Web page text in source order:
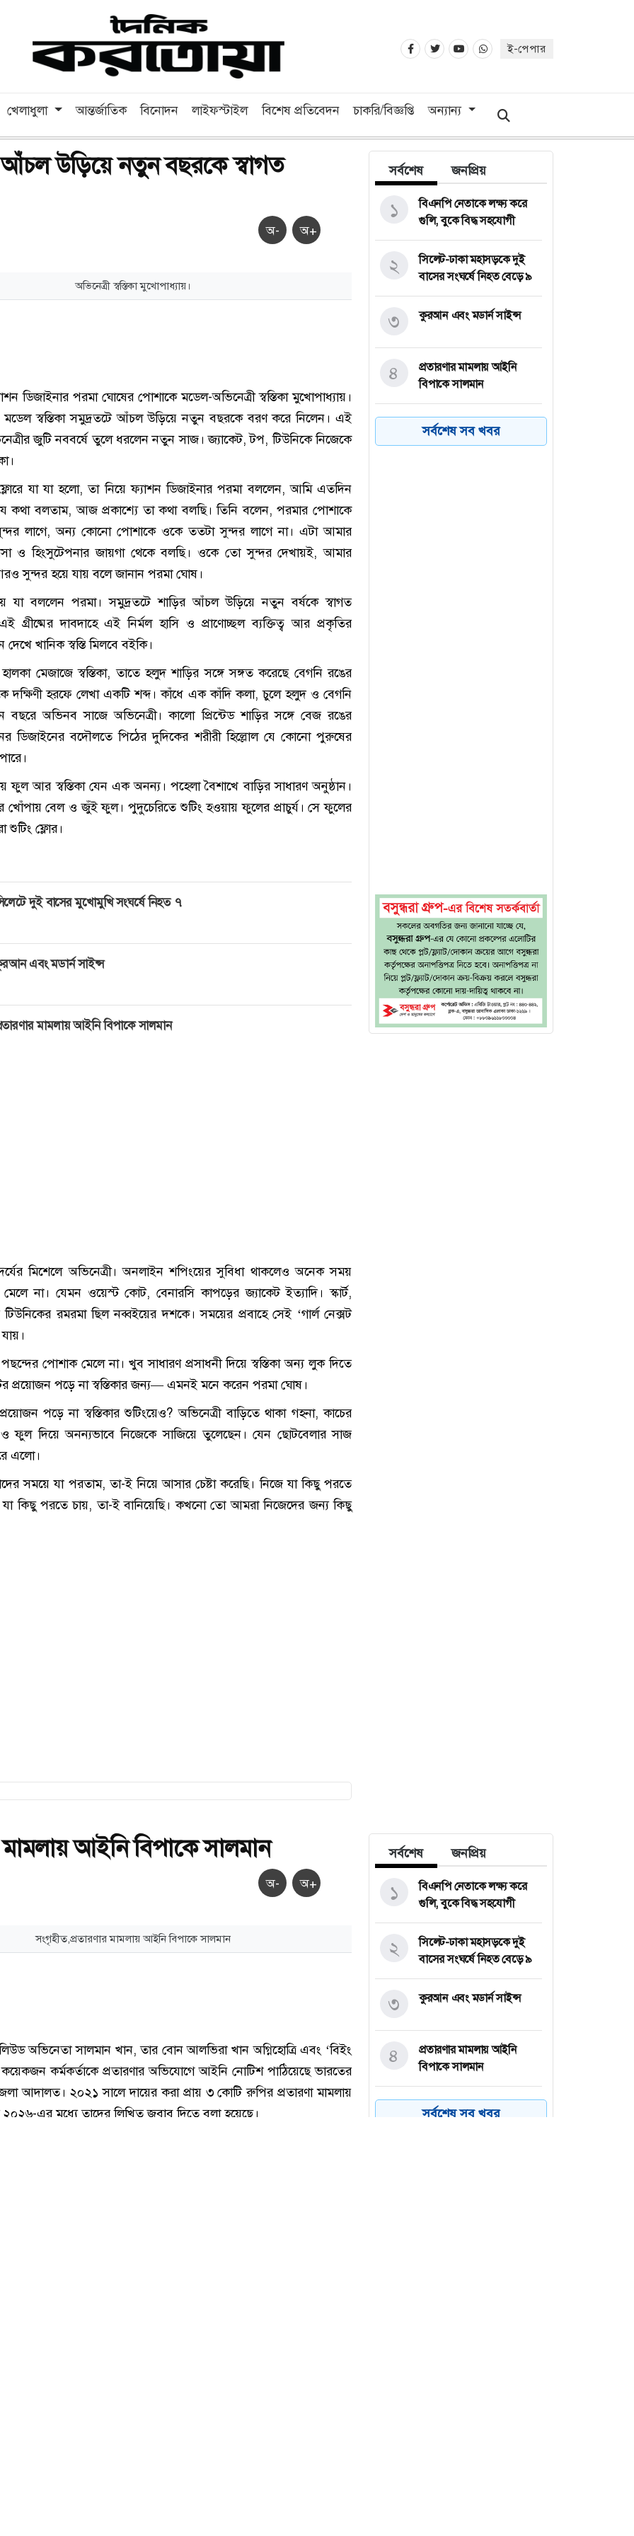
ই-পেপার
খেলাধুলা আন্তর্জাতিক বিনোদন লাইফস্টাইল বিশেষ প্রতিবেদন চাকরি/বিজ্ঞপ্তি অন্যান্য
উড়িয়ে নতুন বছরকে স্বাগত
অ- অ+
অভিনেত্রী স্বস্তিকা মুখোপাধ্যায়।
ডিজাইনার পরমা ঘোষের পোশাকে মডেল-অভিনেত্রী স্বস্তিকা মুখোপাধ্যায়।
মডেল স্বস্তিকা সমুদ্রতটে আঁচল উড়িয়ে নতুন বছরকে বরণ করে নিলেন। এই
জুটি নববর্ষে তুলে ধরলেন নতুন সাজ। জ্যাকেট, টপ, টিউনিকে নিজেকে
যা যা হলো, তা নিয়ে ফ্যাশন ডিজাইনার পরমা বললেন, আমি এতদিন
যে কথা বলতাম, আজ প্রকাশ্যে তা কথা বলছি। তিনি বলেন, পরমার পোশাকে
সুন্দর লাগে, অন্য কোনো পোশাকে ওকে ততটা সুন্দর লাগে না। এটা আমার
ও হিংসুটেপনার জায়গা থেকে বলছি। ওকে তো সুন্দর দেখায়ই, আমার
সুন্দর হয়ে যায় বলে জানান পরমা ঘোষ।
যা বললেন পরমা। সমুদ্রতটে শাড়ির আঁচল উড়িয়ে নতুন বর্ষকে স্বাগত
গ্রীষ্মের দাবদাহে এই নির্মল হাসি ও প্রাণোচ্ছল ব্যক্তিত্ব আর প্রকৃতির
খানিক স্বস্তি মিলবে বইকি।
মেজাজে স্বস্তিকা, তাতে হলুদ শাড়ির সঙ্গে সঙ্গত করেছে বেগনি রঙের
দক্ষিণী হরফে লেখা একটি শব্দ। কাঁধে এক কাঁদি কলা, চুলে হলুদ ও বেগনি
অভিনব সাজে অভিনেত্রী। কালো প্রিন্টেড শাড়ির সঙ্গে বেজ রঙের
ডিজাইনের বদৌলতে পিঠের দুদিকের শরীরী হিল্লোল যে কোনো পুরুষের
ফুল আর স্বস্তিকা যেন এক অনন্য। পহেলা বৈশাখে বাড়ির সাধারণ অনুষ্ঠান।
বেল ও জুঁই ফুল। পুদুচেরিতে শুটিং হওয়ায় ফুলের প্রাচুর্য। সে ফুলের
শুটিং ফ্লোর।
দুই বাসের মুখোমুখি সংঘর্ষে নিহত ৭
এবং মডার্ন সাইন্স
মামলায় আইনি বিপাকে সালমান
মিশেলে অভিনেত্রী। অনলাইন শপিংয়ের সুবিধা থাকলেও অনেক সময়
না। যেমন ওয়েস্ট কোট, বেনারসি কাপড়ের জ্যাকেট ইত্যাদি। স্কার্ট,
রমরমা ছিল নব্বইয়ের দশকে। সময়ের প্রবাহে সেই ‘গার্ল নেক্সট
পোশাক মেলে না। খুব সাধারণ প্রসাধনী দিয়ে স্বস্তিকা অন্য লুক দিতে
প্রয়োজন পড়ে না স্বস্তিকার জন্য— এমনই মনে করেন পরমা ঘোষ।
পড়ে না স্বস্তিকার শুটিংয়েও? অভিনেত্রী বাড়িতে থাকা গহনা, কাচের
ফুল দিয়ে অনন্যভাবে নিজেকে সাজিয়ে তুলেছেন। যেন ছোটবেলার সাজ
এলো।
সময়ে যা পরতাম, তা-ই নিয়ে আসার চেষ্টা করেছি। নিজে যা কিছু পরতে
যা কিছু পরতে চায়, তা-ই বানিয়েছি। কখনো তো আমরা নিজেদের জন্য কিছু
সর্বশেষ জনপ্রিয়
বিএনপি নেতাকে লক্ষ্য করে
গুলি, বুকে বিদ্ধ সহযোগী
১
সিলেট-ঢাকা মহাসড়কে দুই
বাসের সংঘর্ষে নিহত বেড়ে ৯
২
কুরআন এবং মডার্ন সাইন্স
৩
প্রতারণার মামলায় আইনি
বিপাকে সালমান
৪
তীব্র গরমে উত্তর কোরিয়ায়
কুকুরের মাংসের স্যুপ খাওয়ার
সর্বশেষ সব খবর
মামলায় আইনি বিপাকে সালমান
অ- অ+
সর্বশেষ জনপ্রিয়
বিএনপি নেতাকে লক্ষ্য করে
গুলি, বুকে বিদ্ধ সহযোগী
১
সিলেট-ঢাকা মহাসড়কে দুই
বাসের সংঘর্ষে নিহত বেড়ে ৯
২
কুরআন এবং মডার্ন সাইন্স
৩
প্রতারণার মামলায় আইনি
বিপাকে সালমান
৪
তীব্র গরমে উত্তর কোরিয়ায়
সর্বশেষ সব খবর